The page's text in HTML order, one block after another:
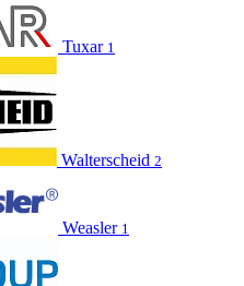
Tuxar 1
Walterscheid 2
Weasler 1